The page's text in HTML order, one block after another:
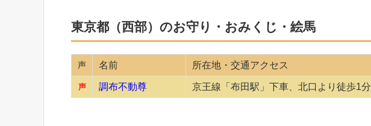
東京都（西部）のお守り・おみくじ・絵馬
声 名前 所在地・交通アクセス
声 調布不動尊 京王線「布田駅」下車、北口より徒歩1分